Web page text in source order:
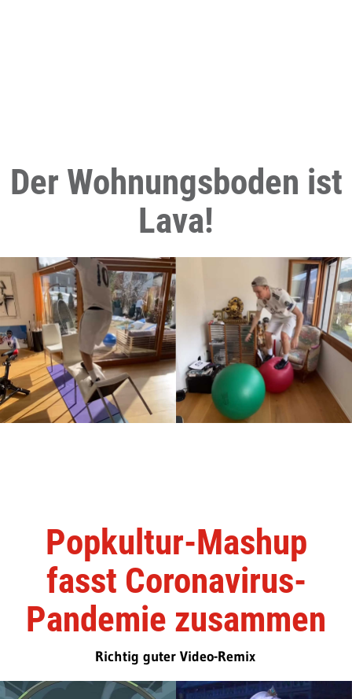
Der Wohnungsboden ist
Lava!
Popkultur-Mashup
fasst Coronavirus-
Pandemie zusammen
Richtig guter Video-Remix